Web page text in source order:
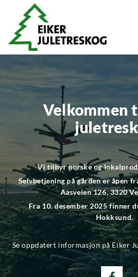
Velkommen
Vi tilbyr norske og
Selvbetjening på gården er åpen
Aasveien 126, 3320
Fra 10. desember 2025 finner
Hokksund.
Se oppdatert informasjon på Eiker